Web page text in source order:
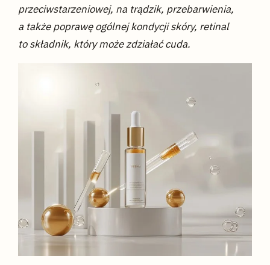
przeciwstarzeniowej, na trądzik, przebarwienia,
a także poprawę ogólnej kondycji skóry, retinal
to składnik, który może zdziałać cuda.